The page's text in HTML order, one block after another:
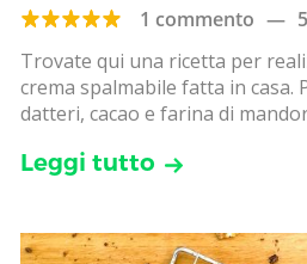
1 commento —
Trovate qui una ricetta per
crema spalmabile fatta in casa.
datteri, cacao e farina di
Leggi tutto